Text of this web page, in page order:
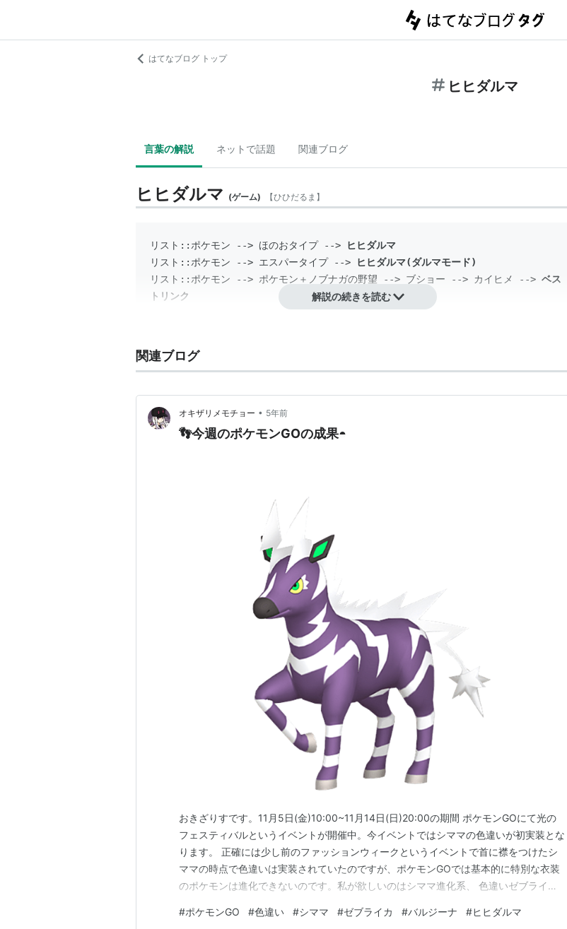
はてなブログ トップ
ヒヒダルマ
言葉の解説 ネットで話題 関連ブログ
ヒヒダルマ (ゲーム) 【ひひだるま 】
リスト::ポケモン --> ほのおタイプ -->
ヒヒダルマ
リスト::ポケモン --> エスパータイプ -->
ヒヒダルマ(ダルマモード)
リスト::ポケモン --> ポケモン＋ノブナガの野望 --> ブショー --> カイヒメ --> ベス
トリンク
ワイト』で登場。
に威力が1.2倍になるのでバトル向き。その上、威力120(ただし反動ダメージあり)の大
技「フレアドライブ」を比較的早く覚えられるので、シナリオで活躍する。
スパータイプが追加される(体力が半分を超えると元のフォルムに戻る)。
No.555
えんじょうポケモン
ほのお
エスパー
タマゴグループ りくじょう
1.3m
92.9kg
進化の系譜
解説の続きを読む
関連ブログ
オキザリメモチョー • 5年前
👣今週のポケモンGOの成果◓
おきざりすです。11月5日(金)10:00~11月14日(日)20:00の期間 ポケモンGOにて光の
フェスティバルというイベントが開催中。今イベントではシママの色違いが初実装とな
ります。 正確には少し前のファッションウィークというイベントで首に襟をつけたシ
ママの時点で色違いは実装されていたのですが、ポケモンGOでは基本的に特別な衣装
のポケモンは進化できないのです。私が欲しいのはシママ進化系、 色違いゼブライ
前、イベント開始。【GOロケット団したっぱを2回倒す】 【でんきタイプのポケモン
#ポケモンGO #色違い #シママ #ゼブライカ #バルジーナ #ヒヒダルマ